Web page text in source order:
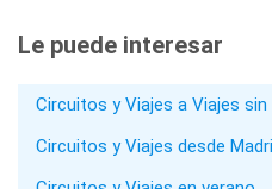
Le puede interesar
Circuitos y Viajes a Viajes sin
Circuitos y Viajes desde